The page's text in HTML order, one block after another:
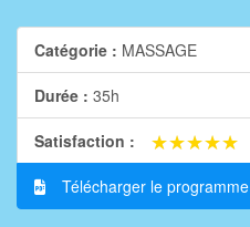
Catégorie : MASSAGE
Durée : 35h
Satisfaction : ★★★★★
★★★★★
Télécharger le programme